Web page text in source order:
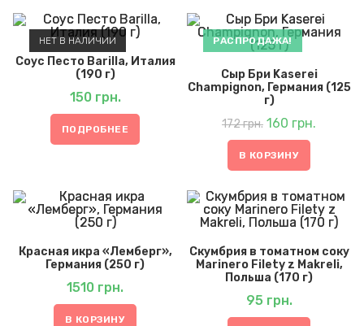
НЕТ В НАЛИЧИИ
Соус Песто Barilla, Италия
(190 г)
150 грн.
ПОДРОБНЕЕ
РАСПРОДАЖА!
Сыр Бри Kaserei
Champignon, Германия (125
г)
172грн. Первоначальная
цена
составляла
172 грн..
160 грн.
В КОРЗИНУ
Красная икра «Лемберг»,
Германия (250 г)
1510 грн.
В КОРЗИНУ
Скумбрия в томатном соку
Marinero Filety z Makreli,
Польша (170 г)
95 грн.